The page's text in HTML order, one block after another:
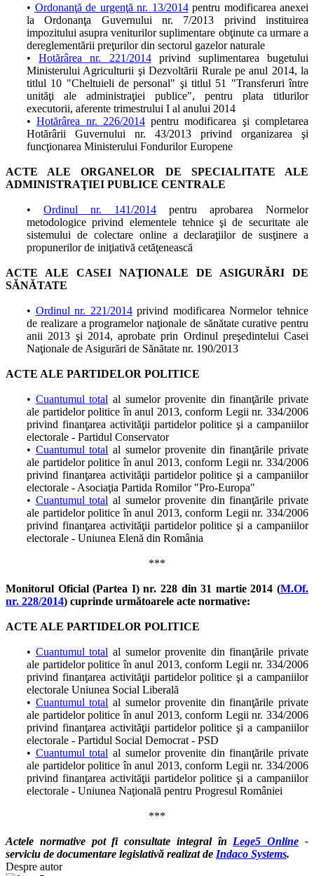
• Ordonanţă de urgenţă nr. 13/2014pentru modificarea anexei
la Ordonanţa Guvernului nr. 7/2013 privind instituirea
impozitului asupra veniturilor suplimentare obţinute ca urmare a
dereglementării preţurilor din sectorul gazelor naturale
•Hotărârea nr. 221/2014privind suplimentarea bugetului
Ministerului Agriculturii şi Dezvoltării Rurale pe anul 2014, la
titlul 10 "Cheltuieli de personal" şi titlul 51 "Transferuri între
unităţi ale administraţiei publice", pentru plata titlurilor
executorii, aferente trimestrului I al anului 2014
•Hotărârea nr. 226/2014pentru modificarea şi completarea
Hotărârii Guvernului nr. 43/2013 privind organizarea şi
funcţionarea Ministerului Fondurilor Europene
ACTE ALE ORGANELOR DE SPECIALITATE ALE
ADMINISTRAŢIEI PUBLICE CENTRALE
• Ordinul nr. 141/2014 pentru aprobarea Normelor
metodologice privind elementele tehnice şi de securitate ale
sistemului de colectare online a declaraţiilor de susţinere a
propunerilor de iniţiativă cetăţenească
ACTE ALE CASEI NAŢIONALE DE ASIGURĂRI DE
SĂNĂTATE
• Ordinul nr. 221/2014privind modificarea Normelor tehnice
de realizare a programelor naţionale de sănătate curative pentru
anii 2013 şi 2014, aprobate prin Ordinul preşedintelui Casei
Naţionale de Asigurări de Sănătate nr. 190/2013
ACTE ALE PARTIDELOR POLITICE
• Cuantumul total al sumelor provenite din finanţările private
ale partidelor politice în anul 2013, conform Legii nr. 334/2006
privind finanţarea activităţii partidelor politice şi a campaniilor
electorale - Partidul Conservator
• Cuantumul total al sumelor provenite din finanţările private
ale partidelor politice în anul 2013, conform Legii nr. 334/2006
privind finanţarea activităţii partidelor politice şi a campaniilor
electorale - Asociaţia Partida Romilor "Pro-Europa"
• Cuantumul total al sumelor provenite din finanţările private
ale partidelor politice în anul 2013, conform Legii nr. 334/2006
privind finanţarea activităţii partidelor politice şi a campaniilor
electorale - Uniunea Elenă din România
***
Monitorul Oficial (Partea I) nr. 228 din 31 martie 2014 (M.Of.
nr. 228/2014) cuprinde următoarele acte normative:
ACTE ALE PARTIDELOR POLITICE
• Cuantumul total al sumelor provenite din finanţările private
ale partidelor politice în anul 2013, conform Legii nr. 334/2006
privind finanţarea activităţii partidelor politice şi a campaniilor
electorale Uniunea Social Liberală
• Cuantumul total al sumelor provenite din finanţările private
ale partidelor politice în anul 2013, conform Legii nr. 334/2006
privind finanţarea activităţii partidelor politice şi a campaniilor
electorale - Partidul Social Democrat - PSD
• Cuantumul total al sumelor provenite din finanţările private
ale partidelor politice în anul 2013, conform Legii nr. 334/2006
privind finanţarea activităţii partidelor politice şi a campaniilor
electorale - Uniunea Naţională pentru Progresul României
***
Actele normative pot fi consultate integral în Lege5 Online -
serviciu de documentare legislativă realizat de Indaco Systems.
Despre autor